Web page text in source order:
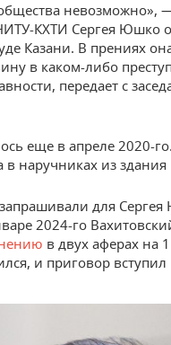
невозможно»,
КХТИ Сергея Юшко
Казани. В прениях
в каком-либо
передает с
еще в апреле 2020-
наручниках из здания
для
2024-го
в двух аферах на
и приговор вступил